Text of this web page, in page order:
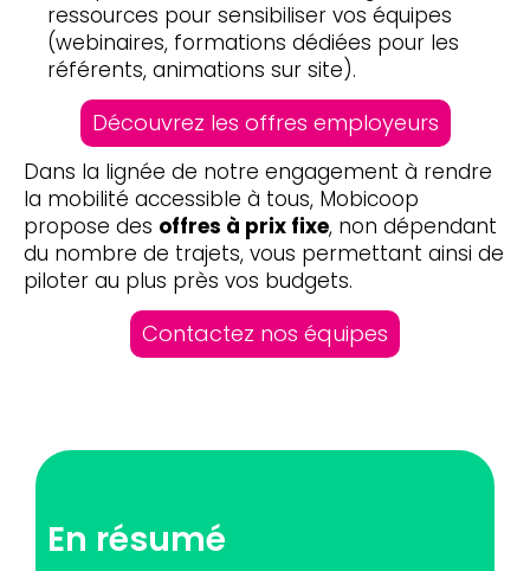
ressources pour sensibiliser vos équipes
(webinaires, formations dédiées pour les
référents, animations sur site).
Découvrez les offres employeurs
Dans la lignée de notre engagement à rendre
la mobilité accessible à tous, Mobicoop
propose des offres à prix fixe, non dépendant
du nombre de trajets, vous permettant ainsi de
piloter au plus près vos budgets.
Contactez nos équipes
En résumé